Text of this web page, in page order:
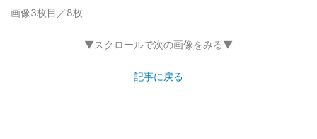
画像3枚目／8枚
▼スクロールで次の画像をみる▼
記事に戻る